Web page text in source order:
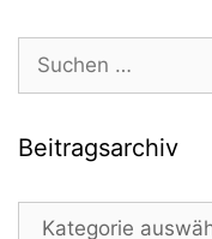
Suchen
nach:
Beitragsarchiv
Beitragsarchiv